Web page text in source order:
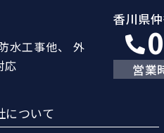
水工事他、 外
応
香川県
営業
について